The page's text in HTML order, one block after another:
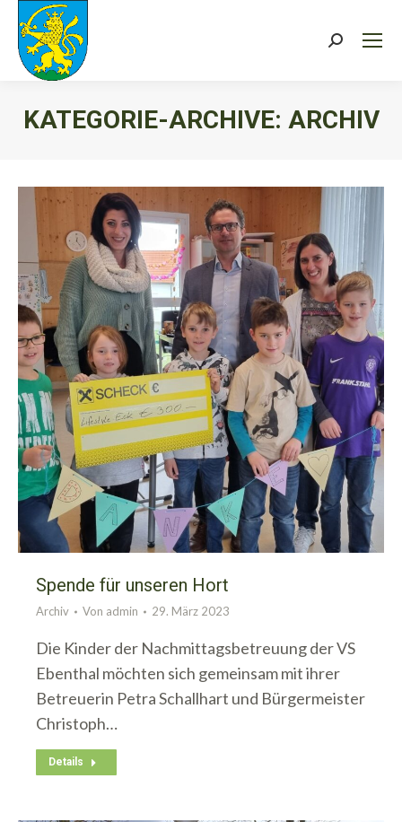
Search:
KATEGORIE-ARCHIVE: ARCHIV
Spende für unseren Hort
Archiv Von admin 29. März 2023
Die Kinder der Nachmittagsbetreuung der VS
Ebenthal möchten sich gemeinsam mit ihrer
Betreuerin Petra Schallhart und Bürgermeister
Christoph…
Details